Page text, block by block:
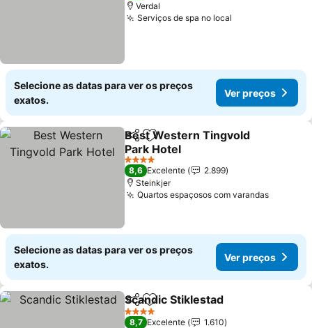
Verdal
Serviços de spa no local
Selecione as datas para ver os preços
exatos.
Ver preços
PartilharAdicionar aos favoritos
Best Western Tingvold
Park Hotel
4 Estrelas
8,6 Excelente
2.899
Steinkjer
Quartos espaçosos com varandas
Selecione as datas para ver os preços
exatos.
Ver preços
PartilharAdicionar aos favoritos
Scandic Stiklestad
4 Estrelas
8,7 Excelente
1.610